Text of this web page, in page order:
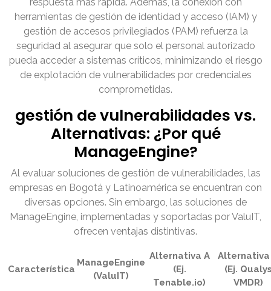
herramientas de gestión de identidad y acceso (IAM) y
gestión de accesos privilegiados (PAM) refuerza la
seguridad al asegurar que solo el personal autorizado
pueda acceder a sistemas críticos, minimizando el riesgo
de explotación de vulnerabilidades por credenciales
comprometidas.
gestión de vulnerabilidades vs.
Alternativas: ¿Por qué
ManageEngine?
Al evaluar soluciones de gestión de vulnerabilidades, las
empresas en Bogotá y Latinoamérica se encuentran con
diversas opciones. Sin embargo, las soluciones de
ManageEngine, implementadas y soportadas por ValuIT,
ofrecen ventajas distintivas.
Característica
ManageEngine
(ValuIT)
Alternativa A
(Ej.
Tenable.io)
Alternativa
(Ej.
VMDR)